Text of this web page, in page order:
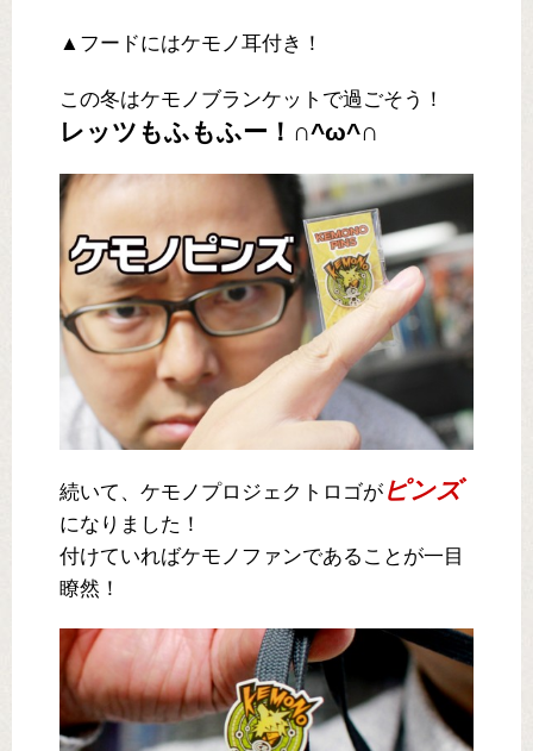
▲フードにはケモノ耳付き！
この冬はケモノブランケットで過ごそう！
レッツもふもふー！∩^ω^∩
続いて、ケモノプロジェクトロゴが ピンズ
になりました！
付けていればケモノファンであることが一目
瞭然！